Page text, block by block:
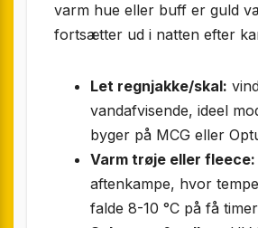
varm hue eller buff er guld
fortsætter ud i natten efter
Let regnjakke/skal:
vandafvisende, ideel
byger på MCG eller
Varm trøje eller fleece:
aftenkampe, hvor
falde 8-10 °C på få